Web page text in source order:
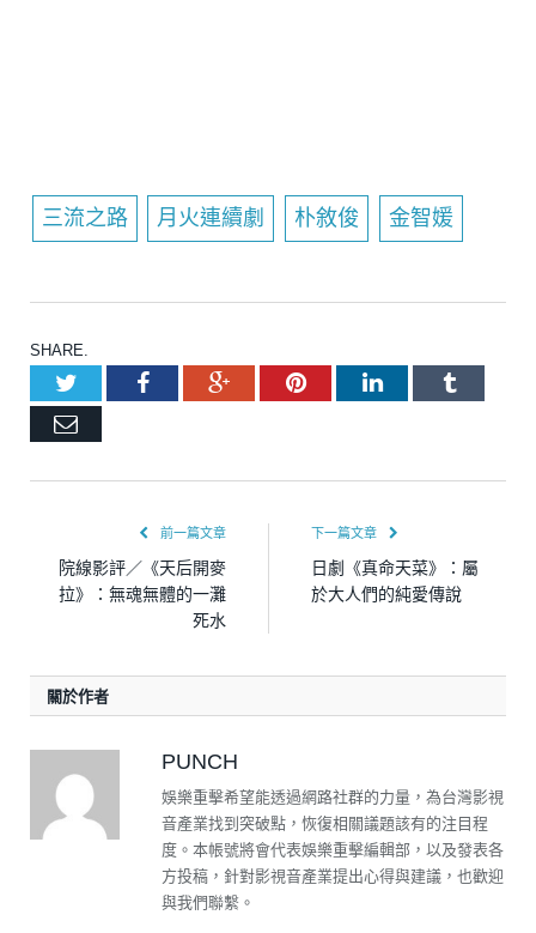
三流之路 月火連續劇 朴敘俊 金智媛
SHARE.
TwitterFacebookGoogle+PinterestLinkedInTumblr
Email
前一篇文章
院線影評／《天后開麥
拉》：無魂無體的一灘
死水
下一篇文章
日劇《真命天菜》：屬
於大人們的純愛傳說
關於作者
PUNCH
娛樂重擊希望能透過網路社群的力量，為台灣影視
音產業找到突破點，恢復相關議題該有的注目程
度。本帳號將會代表娛樂重擊編輯部，以及發表各
方投稿，針對影視音產業提出心得與建議，也歡迎
與我們聯繫。